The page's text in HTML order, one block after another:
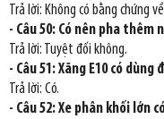
Trả lời: Không có bằng chứng
- Câu 50: Có nên pha thêm
Trả lời: Tuyệt đối không.
- Câu 51: Xăng E10 có
Trả lời: Có.
- Câu 52: Xe phân khối lớn